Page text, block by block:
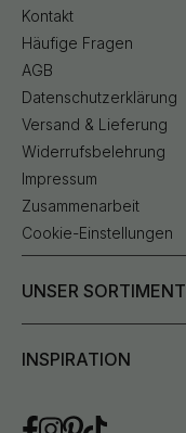
Kontakt
Häufige Fragen
AGB
Datenschutzerklärung
Versand & Lieferung
Widerrufsbelehrung
Impressum
Zusammenarbeit
Cookie-Einstellungen
UNSER SORTIMENT
INSPIRATION